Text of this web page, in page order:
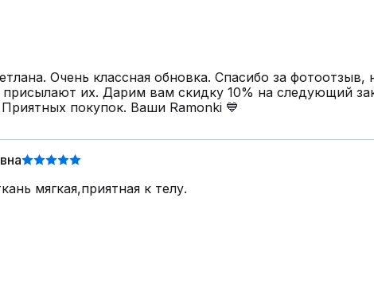
Очень классная обновка. Спасибо за фотоотзыв,
присылают их. Дарим вам скидку 10% на следующий
Приятных покупок. Ваши Ramonki 💙
мягкая,приятная к телу.